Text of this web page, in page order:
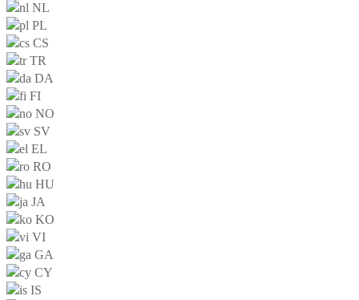
NL
PL
CS
TR
DA
FI
NO
SV
EL
RO
HU
JA
KO
VI
GA
CY
IS